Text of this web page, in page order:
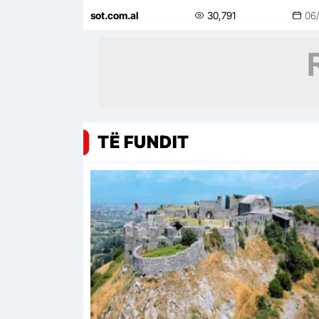
Zvërnec
sot.com.al 30,791
TË FUNDIT